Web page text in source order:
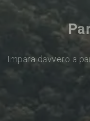
Impara davvero a